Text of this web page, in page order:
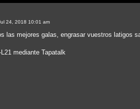
24, 2018 10:01 am
las mejores galas, engrasar vuestros latigos
mediante Tapatalk